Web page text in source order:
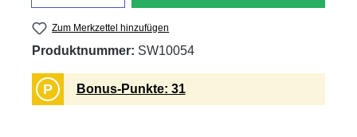
Zum Merkzettel hinzufügen
Produktnummer: SW10054
P Bonus-Punkte: 31